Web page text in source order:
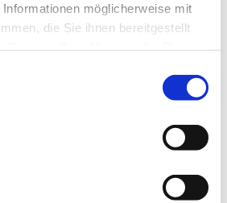
möglicherweise mit
die Sie ihnen bereitgestellt